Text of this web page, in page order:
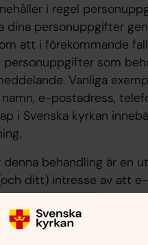
i regel
dina personuppgifter
att i förekommande
personuppgifter som
Vanliga
e-postadress,
i Svenska kyrkan
behandling är en
ditt) intresse av att
tungt för att
inte övergått till att
att invända mot